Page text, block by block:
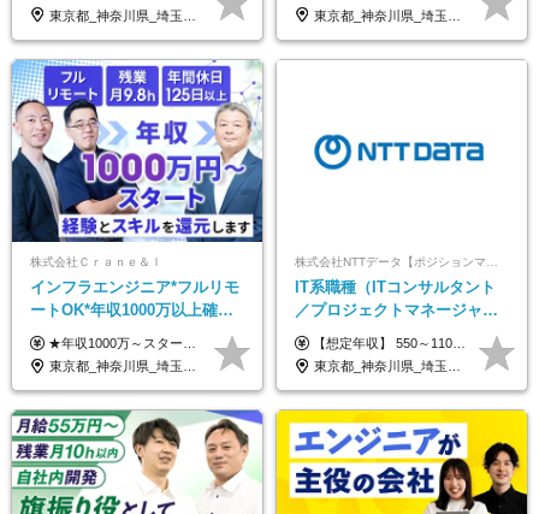
100%
東京都_神奈川県_埼玉県_千葉県
プ｜リモート8割以上
東京都_神奈川県_埼玉県_千葉県_大阪府_愛知県_北海道_青森県_岩手県_宮城県_秋田県_山形県_福島県_茨城県_栃木県_群馬県_新潟県_山梨県_長野県_富山県_石川県_福井県_静岡県_岐阜県_三重県_兵庫県_京都府_滋賀県_奈良県_和歌山県_広島県_岡山県_鳥取県_島根県_山口県_徳島県_香川県_愛媛県_高知県_福岡県_熊本県_佐賀県_長崎県_大分県_宮崎県_鹿児島県_沖縄県
株式会社Ｃｒａｎｅ＆Ｉ
インフラエンジニア*フルリモ
ートOK*年収1000万以上確約*
前職給与保障*残業月9.8h*40
代50代活躍
★年収1000万～スタート！ 年俸1,000万円～1,162万8,000円（12分割） ※経験・スキルを考慮の上決定します ※上記金額には固定残業代（月30h分・158,400円～184,000円）を含みます ※超過分は別途全額支給します ※試用期間2ヶ月間あり（その他待遇に差異はありません）
東京都_神奈川県_埼玉県_千葉県_大阪府_愛知県_北海道_青森県_岩手県_宮城県_秋田県_山形県_福島県_茨城県_栃木県_群馬県_新潟県_山梨県_長野県_富山県_石川県_福井県_静岡県_岐阜県_三重県_兵庫県_京都府_滋賀県_奈良県_和歌山県_広島県_岡山県_鳥取県_島根県_山口県_徳島県_香川県_愛媛県_高知県_福岡県_熊本県_佐賀県_長崎県_大分県_宮崎県_鹿児島県_沖縄県
IT系職種（ITコンサルタント
／プロジェクトマネージャー
／ITアーキテクト）
【想定年収】 550～1100万 【想定役職】 課長代理 主任 一般 ※これまでの経験・年齢などを考慮し、当社給与規則に基づき決定します。 ※残業手当 一般社員（定型勤務・フレックスタイム制）の場合：時間外労働連動支給 一般社員（専門業務型裁量労働制）・管理職の場合：なし 裁量労働の場合について裁量労働手当がございますが、超過分の時間外手当の支給はありません。 （固定残業手当ではないため） ※裁量労働手当 一般社員（専門業務型裁量労働制）の場合：別途、裁量労働手当の支給がございます。
東京都_神奈川県_埼玉県_千葉県_大阪府_愛知県_北海道_青森県_岩手県_宮城県_秋田県_山形県_福島県_茨城県_栃木県_群馬県_新潟県_山梨県_長野県_富山県_石川県_福井県_静岡県_岐阜県_三重県_兵庫県_京都府_滋賀県_奈良県_和歌山県_広島県_岡山県_鳥取県_島根県_山口県_徳島県_香川県_愛媛県_高知県_福岡県_熊本県_佐賀県_長崎県_大分県_宮崎県_鹿児島県_沖縄県